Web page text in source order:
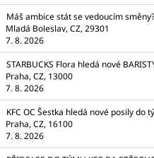
Máš ambice stát se vedoucím
Mladá Boleslav, CZ, 29301
7. 8. 2026
STARBUCKS Flora hledá nové
Praha, CZ, 13000
7. 8. 2026
KFC OC Šestka hledá nové posily do
Praha, CZ, 16100
7. 8. 2026